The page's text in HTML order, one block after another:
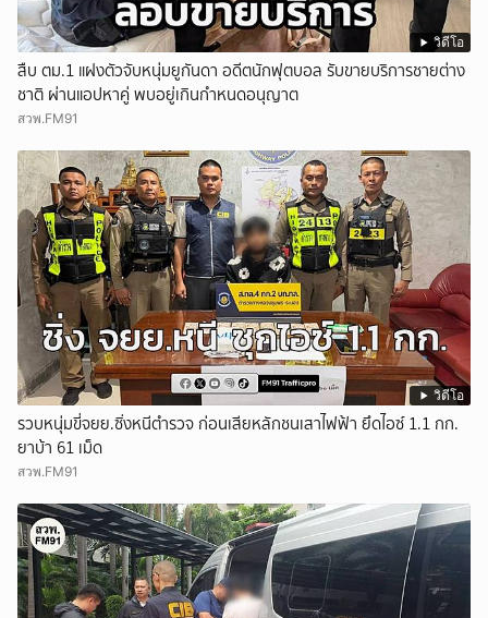
วิดีโอ
สืบ ตม.1 แฝงตัวจับหนุ่มยูกันดา อดีตนักฟุตบอล รับขายบริการชายต่าง
ชาติ ผ่านแอปหาคู่ พบอยู่เกินกำหนดอนุญาต
สวพ.FM91
วิดีโอ
รวบหนุ่มขี่จยย.ซิ่งหนีตำรวจ ก่อนเสียหลักชนเสาไฟฟ้า ยึดไอซ์ 1.1 กก.
ยาบ้า 61 เม็ด
สวพ.FM91